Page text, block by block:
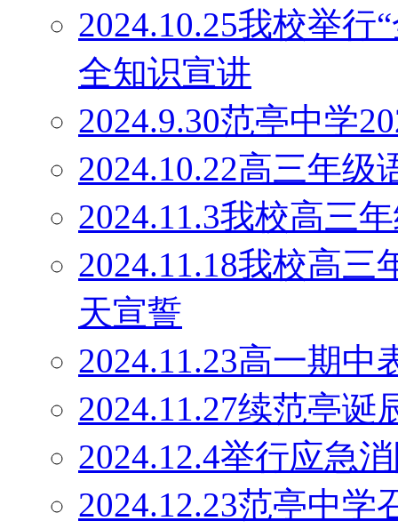
2024.10.25我校举行
全知识宣讲
2024.9.30范亭中学
2024.10.22高三年
2024.11.3我校高三
2024.11.18我校高三
天宣誓
2024.11.23高一期中
2024.11.27续范亭诞
2024.12.4举行应急
2024.12.23范亭中